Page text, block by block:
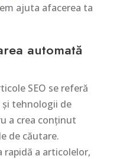
ajuta afacerea ta
automată
SEO se referă
tehnologii de
a crea conținut
de căutare.
rapidă a articolelor,